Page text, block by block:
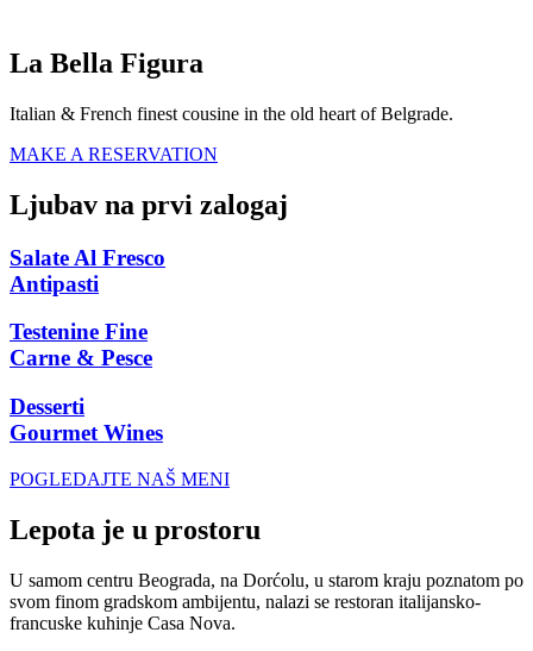
La Bella Figura
Italian & French finest cousine in the old heart of Belgrade.
MAKE A RESERVATION
Ljubav na prvi zalogaj
Salate Al Fresco
Antipasti
Testenine Fine
Carne & Pesce
Desserti
Gourmet Wines
POGLEDAJTE NAŠ MENI
Lepota je u prostoru
U samom centru Beograda, na Dorćolu, u starom kraju poznatom po
svom finom gradskom ambijentu, nalazi se restoran italijansko-
francuske kuhinje Casa Nova.